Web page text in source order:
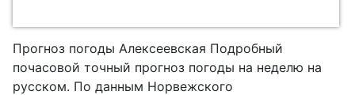
Прогноз погоды Алексеевская Подробный
почасовой точный прогноз погоды на неделю на
русском. По данным Норвежского